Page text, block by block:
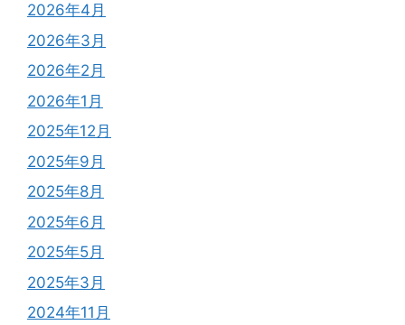
2026年4月
2026年3月
2026年2月
2026年1月
2025年12月
2025年9月
2025年8月
2025年6月
2025年5月
2025年3月
2024年11月